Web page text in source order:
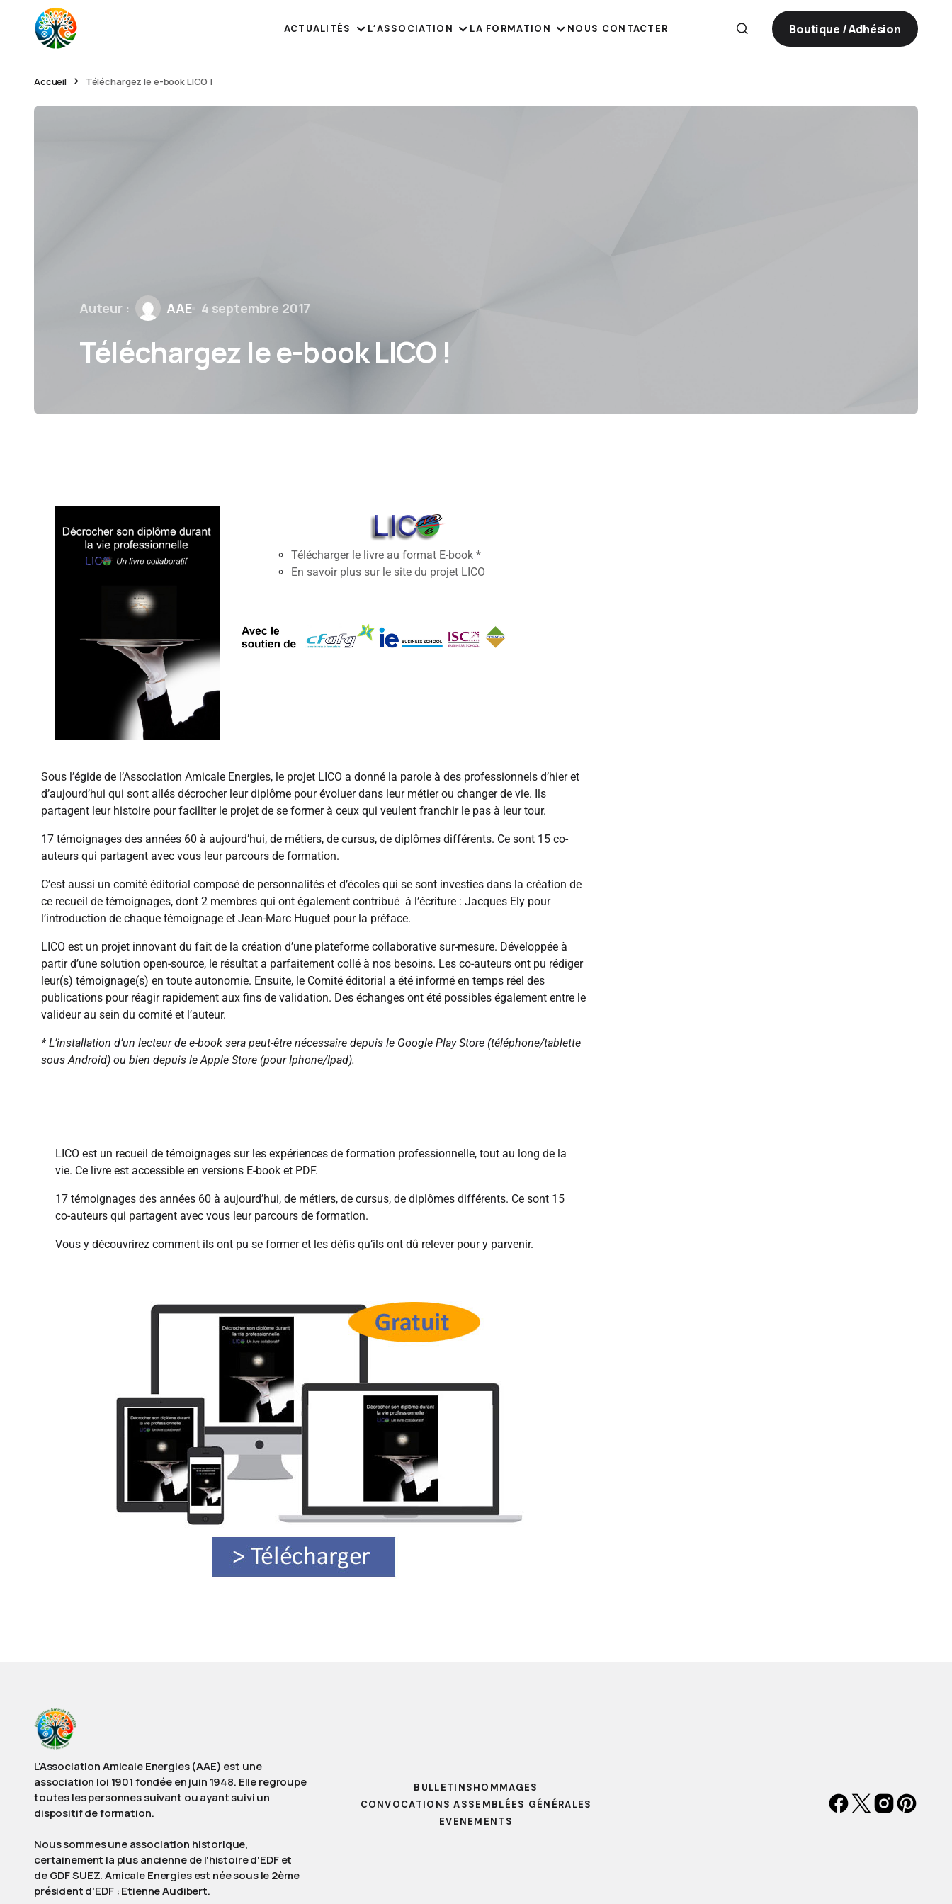
ACTUALITÉS L’ASSOCIATION LA FORMATION NOUS CONTACTER Boutique / Adhésion
Accueil Téléchargez le e-book LICO !
Auteur : AAE 4 septembre 2017
Téléchargez le e-book LICO !
Télécharger le livre au format E-book *
En savoir plus sur le site du projet LICO
Sous l’égide de l’Association Amicale Energies, le projet LICO a donné la parole à des professionnels d’hier et
d’aujourd’hui qui sont allés décrocher leur diplôme pour évoluer dans leur métier ou changer de vie. Ils
partagent leur histoire pour faciliter le projet de se former à ceux qui veulent franchir le pas à leur tour.
17 témoignages des années 60 à aujourd’hui, de métiers, de cursus, de diplômes différents. Ce sont 15 co-
auteurs qui partagent avec vous leur parcours de formation.
C’est aussi un comité éditorial composé de personnalités et d’écoles qui se sont investies dans la création de
ce recueil de témoignages, dont 2 membres qui ont également contribué à l’écriture : Jacques Ely pour
l’introduction de chaque témoignage et Jean-Marc Huguet pour la préface.
LICO est un projet innovant du fait de la création d’une plateforme collaborative sur-mesure. Développée à
partir d’une solution open-source, le résultat a parfaitement collé à nos besoins. Les co-auteurs ont pu rédiger
leur(s) témoignage(s) en toute autonomie. Ensuite, le Comité éditorial a été informé en temps réel des
publications pour réagir rapidement aux fins de validation. Des échanges ont été possibles également entre le
valideur au sein du comité et l’auteur.
* L’installation d’un lecteur de e-book sera peut-être nécessaire depuis le Google Play Store (téléphone/tablette
sous Android) ou bien depuis le Apple Store (pour Iphone/Ipad).
LICO est un recueil de témoignages sur les expériences de formation professionnelle, tout au long de la
vie. Ce livre est accessible en versions E-book et PDF.
17 témoignages des années 60 à aujourd’hui, de métiers, de cursus, de diplômes différents. Ce sont 15
co-auteurs qui partagent avec vous leur parcours de formation.
Vous y découvrirez comment ils ont pu se former et les défis qu’ils ont dû relever pour y parvenir.
L'Association Amicale Energies (AAE) est une
association loi 1901 fondée en juin 1948. Elle regroupe
toutes les personnes suivant ou ayant suivi un
dispositif de formation.
Nous sommes une association historique,
certainement la plus ancienne de l'histoire d'EDF et
de GDF SUEZ. Amicale Energies est née sous le 2ème
président d'EDF : Etienne Audibert.
BULLETINSHOMMAGES
CONVOCATIONS ASSEMBLÉES GÉNÉRALES
EVENEMENTS